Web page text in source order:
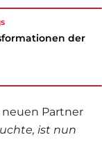
der
Partner
ist nun